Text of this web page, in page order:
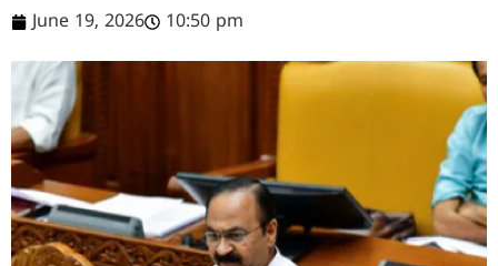
June 19, 2026 10:50 pm